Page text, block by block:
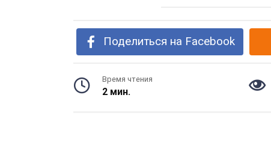
Поделиться на Facebook
Время чтения
2 мин.